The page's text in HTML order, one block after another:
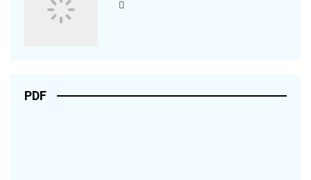
PDF